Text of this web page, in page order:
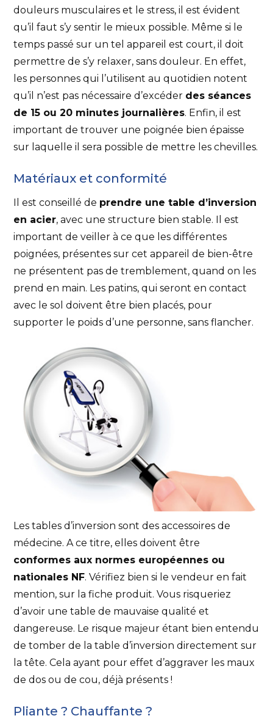
douleurs musculaires et le stress, il est évident
qu’il faut s’y sentir le mieux possible. Même si le
temps passé sur un tel appareil est court, il doit
permettre de s’y relaxer, sans douleur. En effet,
les personnes qui l’utilisent au quotidien notent
qu’il n’est pas nécessaire d’excéder des séances
de 15 ou 20 minutes journalières. Enfin, il est
important de trouver une poignée bien épaisse
sur laquelle il sera possible de mettre les chevilles.
Matériaux et conformité
Il est conseillé de prendre une table d’inversion
en acier, avec une structure bien stable. Il est
important de veiller à ce que les différentes
poignées, présentes sur cet appareil de bien-être
ne présentent pas de tremblement, quand on les
prend en main. Les patins, qui seront en contact
avec le sol doivent être bien placés, pour
supporter le poids d’une personne, sans flancher.
Les tables d’inversion sont des accessoires de
médecine. A ce titre, elles doivent être
conformes aux normes européennes ou
nationales NF. Vérifiez bien si le vendeur en fait
mention, sur la fiche produit. Vous risqueriez
d’avoir une table de mauvaise qualité et
dangereuse. Le risque majeur étant bien entendu
de tomber de la table d’inversion directement sur
la tête. Cela ayant pour effet d’aggraver les maux
de dos ou de cou, déjà présents !
Pliante ? Chauffante ?